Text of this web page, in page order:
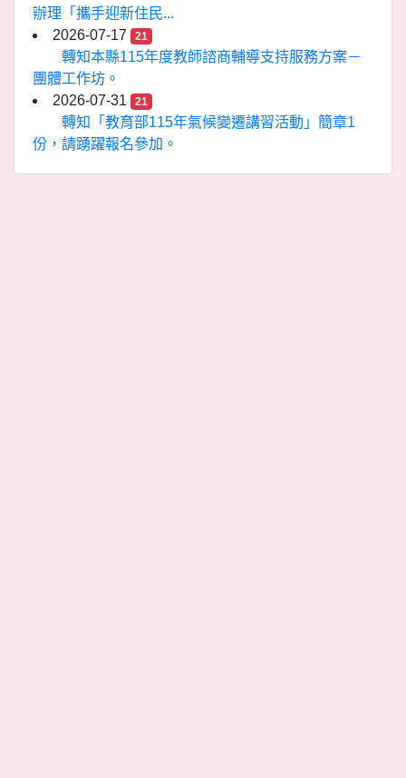
辦理「攜手迎新住民...
2026-07-17
21
轉知本縣115年度教師諮商輔導支持服務方案－
團體工作坊。
2026-07-31
21
轉知「教育部115年氣候變遷講習活動」簡章1
份，請踴躍報名參加。